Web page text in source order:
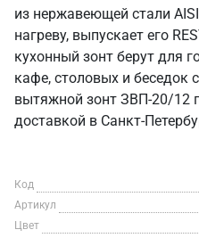
из нержавеющей стали
нагреву, выпускает его
кухонный зонт берут для
кафе, столовых и беседок
вытяжной зонт ЗВП-20/12
доставкой в
Код
Артикул
Цвет